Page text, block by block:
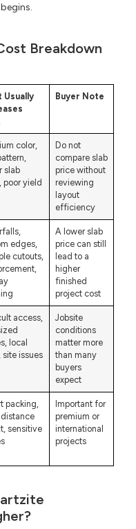
Breakdown
Usually
Buyer Note
color,
slab
poor yield
Do not
compare slab
price without
reviewing
layout
efficiency
edges,
cutouts,
A lower slab
price can still
lead to a
higher
finished
project cost
access,
local
site issues
Jobsite
conditions
matter more
than many
buyers
expect
packing,
sensitive
Important for
premium or
international
projects